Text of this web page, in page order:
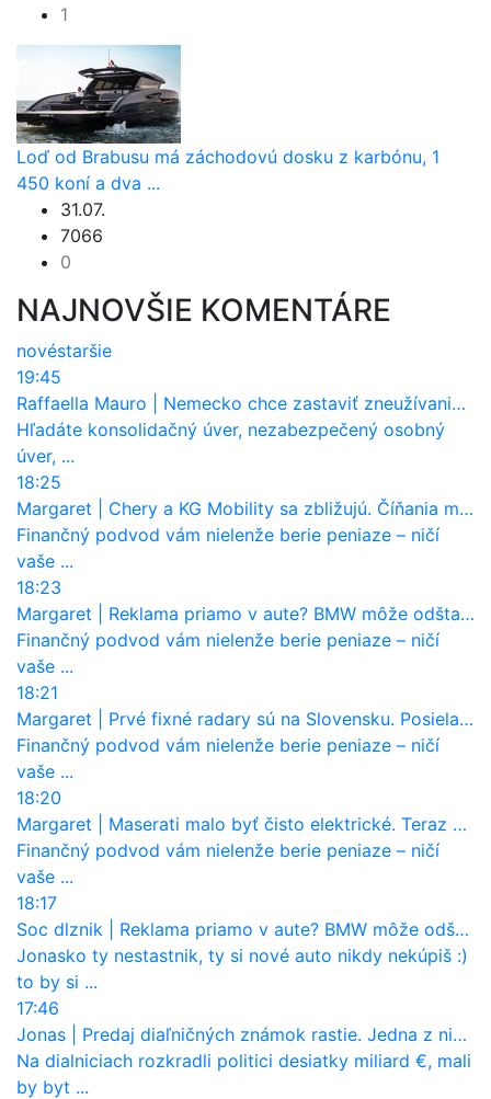
1
Loď od Brabusu má záchodovú dosku z karbónu, 1
450 koní a dva ...
31.07.
7066
0
NAJNOVŠIE KOMENTÁRE
novéstaršie
19:45
Raffaella Mauro
Nemecko chce zastaviť zneužívanie dotácií na elektromobily. Pritvrdí pravidlá
Hľadáte konsolidačný úver, nezabezpečený osobný
úver, ...
18:25
Margaret
Chery a KG Mobility sa zbližujú. Číňania môžu získať 10 % bývalého SsangYongu
Finančný podvod vám nielenže berie peniaze – ničí
vaše ...
18:23
Margaret
Reklama priamo v aute? BMW môže odštartovať nový trend
Finančný podvod vám nielenže berie peniaze – ničí
vaše ...
18:21
Margaret
Prvé fixné radary sú na Slovensku. Posielajú už pokuty? Ukáže ich Waze?
Finančný podvod vám nielenže berie peniaze – ničí
vaše ...
18:20
Margaret
Maserati malo byť čisto elektrické. Teraz zisťuje, že potrebuje nový osemvalcový motor
Finančný podvod vám nielenže berie peniaze – ničí
vaše ...
18:17
Soc dlznik
Reklama priamo v aute? BMW môže odštartovať nový trend
Jonasko ty nestastnik, ty si nové auto nikdy nekúpiš :)
to by si ...
17:46
Jonas
Predaj diaľničných známok rastie. Jedna z nich zaznamenala nečakane výrazný nárast
Na dialniciach rozkradli politici desiatky miliard €, mali
by byt ...